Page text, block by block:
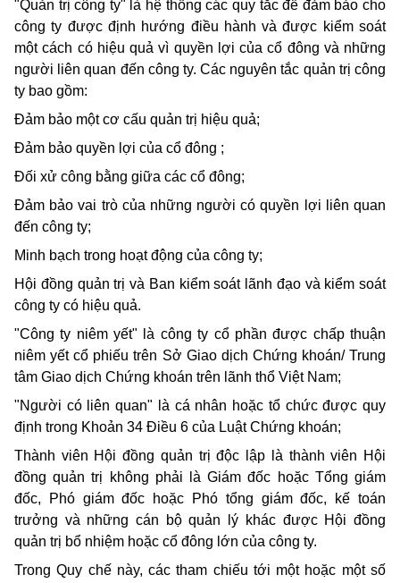
"Quản trị công ty" là hệ thống các quy tắc để đảm bảo cho
công ty được định hướng điều hành và được kiểm soát
một cách có hiệu quả vì quyền lợi của cổ đông và những
người liên quan đến công ty. Các nguyên tắc quản trị công
ty bao gồm:
Đảm bảo một cơ cấu quản trị hiệu quả;
Đảm bảo quyền lợi của cổ đông ;
Đối xử công bằng giữa các cổ đông;
Đảm bảo vai trò của những người có quyền lợi liên quan
đến công ty;
Minh bạch trong hoạt động của công ty;
Hội đồng quản trị và Ban kiểm soát lãnh đạo và kiểm soát
công ty có hiệu quả.
"Công ty niêm yết" là công ty cổ phần được chấp thuận
niêm yết cổ phiếu trên Sở Giao dịch Chứng khoán/ Trung
tâm Giao dịch Chứng khoán trên lãnh thổ Việt Nam;
"Người có liên quan" là cá nhân hoặc tổ chức được quy
định trong Khoản 34 Điều 6 của Luật Chứng khoán;
Thành viên Hội đồng quản trị độc lập là thành viên Hội
đồng quản trị không phải là Giám đốc hoặc Tổng giám
đốc, Phó giám đốc hoặc Phó tổng giám đốc, kế toán
trưởng và những cán bộ quản lý khác được Hội đồng
quản trị bổ nhiệm hoặc cổ đông lớn của công ty.
Trong Quy chế này, các tham chiếu tới một hoặc một số